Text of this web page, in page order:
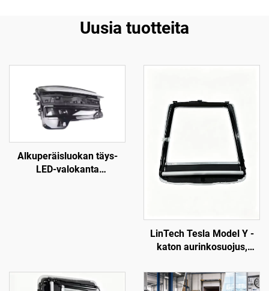
Uusia tuotteita
Alkuperäisluokan täys-
LED-valokanta
Model 3:n ja Model Y:n
valokantojen vaihtoon
LinTech Tesla Model Y -
katon aurinkosuojus,
ääniohjaus, silmien
suojelu heijastuksilta ja